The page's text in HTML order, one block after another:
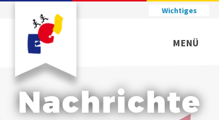
Wichtiges
MENÜ
Nachrichte